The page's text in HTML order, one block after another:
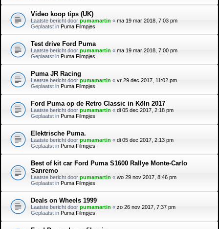
Video koop tips (UK)
Laatste bericht door pumamartin « ma 19 mar 2018, 7:03 pm
Geplaatst in Puma Filmpjes
Test drive Ford Puma
Laatste bericht door pumamartin « ma 19 mar 2018, 7:00 pm
Geplaatst in Puma Filmpjes
Puma JR Racing
Laatste bericht door pumamartin « vr 29 dec 2017, 11:02 pm
Geplaatst in Puma Filmpjes
Ford Puma op de Retro Classic in Köln 2017
Laatste bericht door pumamartin « di 05 dec 2017, 2:18 pm
Geplaatst in Puma Filmpjes
Elektrische Puma.
Laatste bericht door pumamartin « di 05 dec 2017, 2:13 pm
Geplaatst in Puma Filmpjes
Best of kit car Ford Puma S1600 Rallye Monte-Carlo
Sanremo
Laatste bericht door pumamartin « wo 29 nov 2017, 8:46 pm
Geplaatst in Puma Filmpjes
Deals on Wheels 1999
Laatste bericht door pumamartin « zo 26 nov 2017, 7:37 pm
Geplaatst in Puma Filmpjes